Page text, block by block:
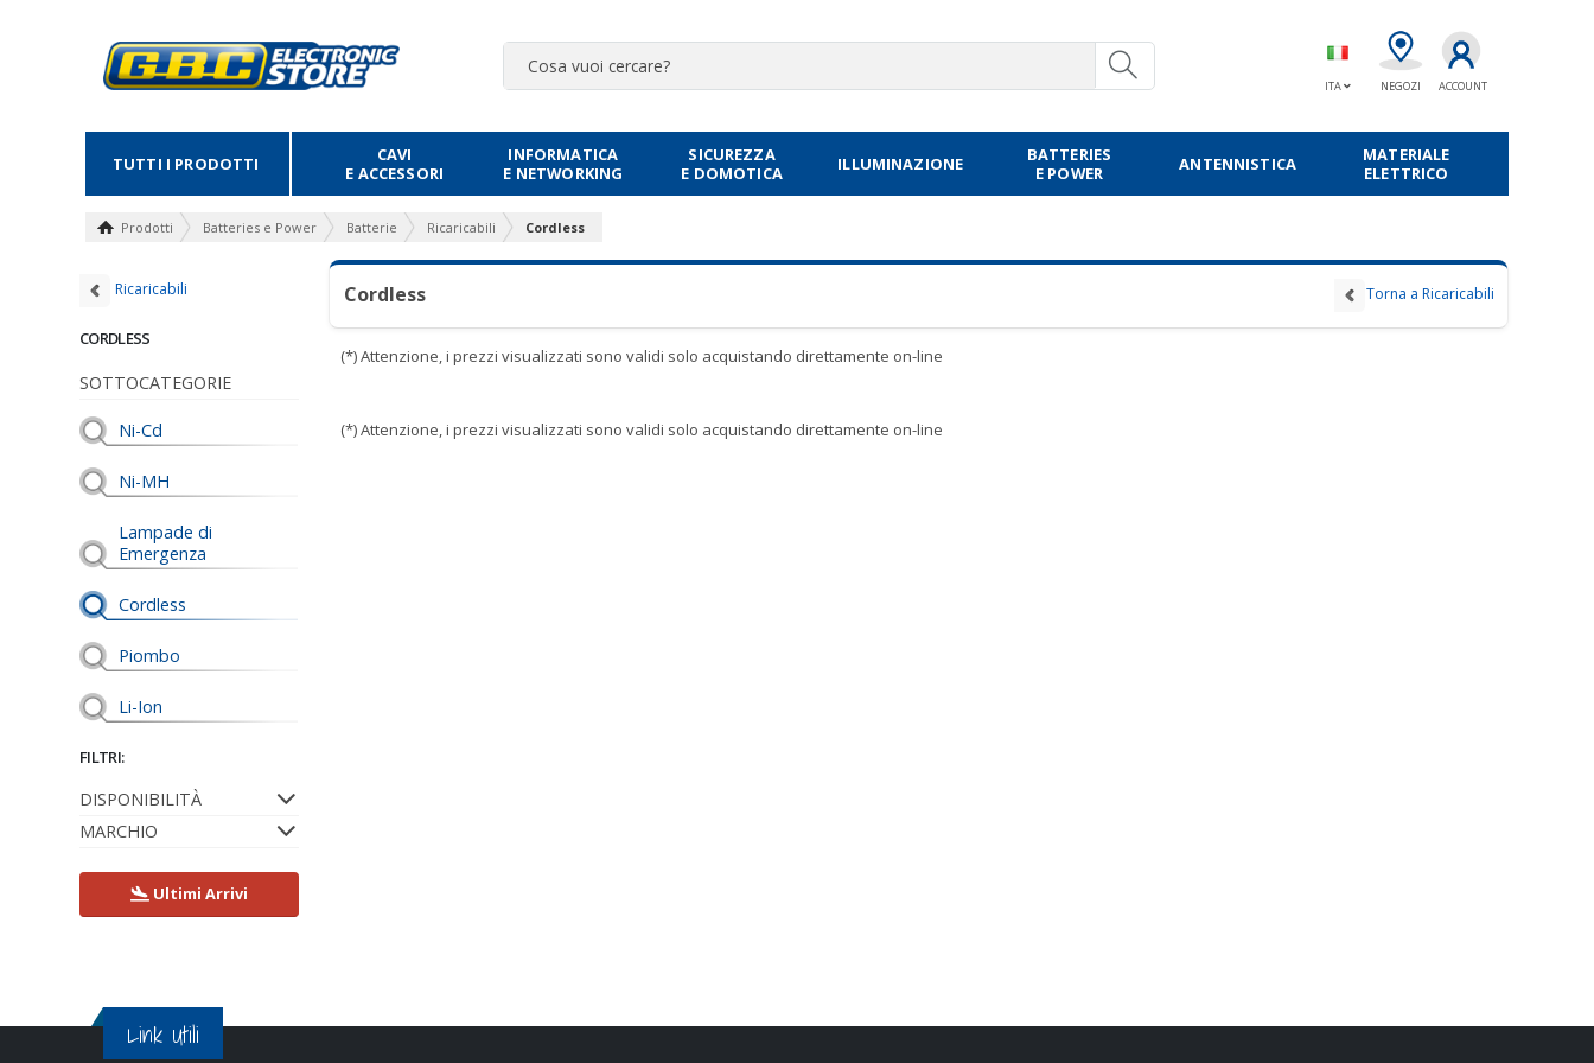
ITA NEGOZI ACCOUNT
TUTTI I PRODOTTI
CAVI
E ACCESSORI
INFORMATICA
E NETWORKING
SICUREZZA
E DOMOTICA
ILLUMINAZIONE
BATTERIES
E POWER
ANTENNISTICA
MATERIALE
ELETTRICO
Prodotti Batteries e Power Batterie Ricaricabili Cordless
Ricaricabili
CORDLESS
SOTTOCATEGORIE
Ni-Cd
Ni-MH
Lampade di
Emergenza
Cordless
Piombo
Li-Ion
FILTRI:
DISPONIBILITÀ
MARCHIO
Ultimi Arrivi
Cordless Torna a Ricaricabili
(*) Attenzione, i prezzi visualizzati sono validi solo acquistando direttamente on-line
(*) Attenzione, i prezzi visualizzati sono validi solo acquistando direttamente on-line
Link Utili